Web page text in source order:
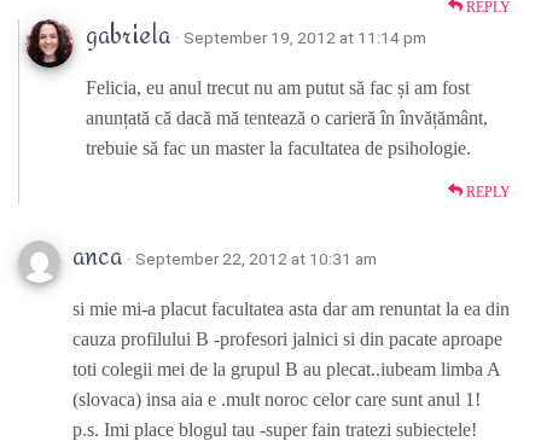
REPLY
gabriela · September 19, 2012 at 11:14 pm
Felicia, eu anul trecut nu am putut să fac și am fost
anunțată că dacă mă tentează o carieră în învățământ,
trebuie să fac un master la facultatea de psihologie.
REPLY
anca · September 22, 2012 at 10:31 am
si mie mi-a placut facultatea asta dar am renuntat la ea din
cauza profilului B -profesori jalnici si din pacate aproape
toti colegii mei de la grupul B au plecat..iubeam limba A
(slovaca) insa aia e .mult noroc celor care sunt anul 1!
p.s. Imi place blogul tau -super fain tratezi subiectele!